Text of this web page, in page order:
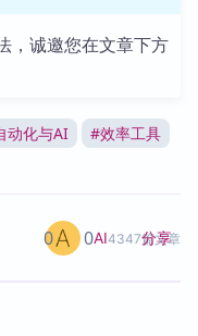
，诚邀您在文章下方
动化与AI #效率工具
AI4347篇文章
0 0 分享